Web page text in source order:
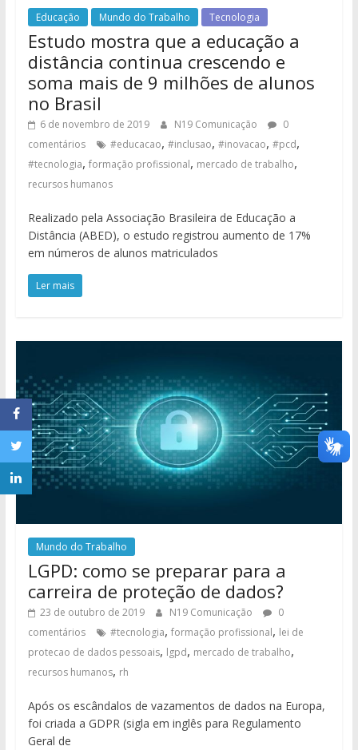
Educação Mundo do Trabalho Tecnologia
Estudo mostra que a educação a
distância continua crescendo e
soma mais de 9 milhões de alunos
no Brasil
6 de novembro de 2019 N19 Comunicação
0
comentários
#educacao, #inclusao, #inovacao, #pcd,
#tecnologia, formação profissional, mercado de trabalho,
recursos humanos
Realizado pela Associação Brasileira de Educação a
Distância (ABED), o estudo registrou aumento de 17%
em números de alunos matriculados
Ler mais
Mundo do Trabalho
LGPD: como se preparar para a
carreira de proteção de dados?
23 de outubro de 2019 N19 Comunicação
0
comentários
#tecnologia, formação profissional, lei de
protecao de dados pessoais, lgpd, mercado de trabalho,
recursos humanos, rh
Após os escândalos de vazamentos de dados na Europa,
foi criada a GDPR (sigla em inglês para Regulamento
Geral de